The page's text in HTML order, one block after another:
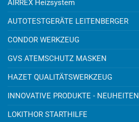
AIRREX Heizsystem
AUTOTESTGERÄTE LEITENBERGER
CONDOR WERKZEUG
GVS ATEMSCHUTZ MASKEN
HAZET QUALITÄTSWERKZEUG
INNOVATIVE PRODUKTE - NEUHEITEN
LOKITHOR STARTHILFE